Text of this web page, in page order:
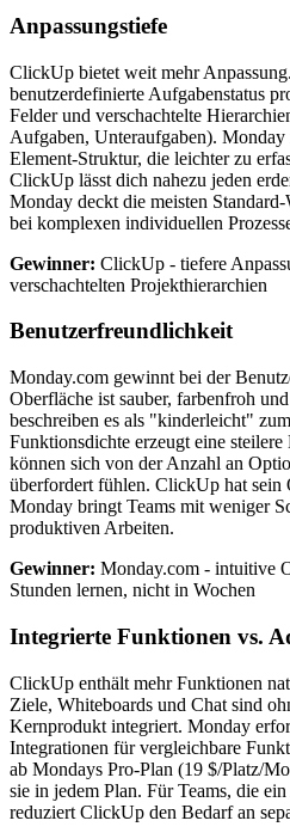
Anpassungstiefe
ClickUp bietet weit mehr
benutzerdefinierte Aufgabenstatus
Felder und verschachtelte
Aufgaben, Unteraufgaben).
Element-Struktur, die leichter zu
ClickUp lässt dich nahezu jeden
Monday deckt die meisten
bei komplexen individuellen
Gewinner: ClickUp - tiefere
verschachtelten Projekthierarchien
Benutzerfreundlichkeit
Monday.com gewinnt bei der
Oberfläche ist sauber, farbenfroh
beschreiben es als "kinderleicht"
Funktionsdichte erzeugt eine
können sich von der Anzahl an
überfordert fühlen. ClickUp hat sein
Monday bringt Teams mit weniger
produktiven Arbeiten.
Gewinner: Monday.com - intuitive
Stunden lernen, nicht in Wochen
Integrierte Funktionen vs.
ClickUp enthält mehr Funktionen
Ziele, Whiteboards und Chat sind
Kernprodukt integriert. Monday
Integrationen für vergleichbare
ab Mondays Pro-Plan (19 $/Platz/
sie in jedem Plan. Für Teams, die
reduziert ClickUp den Bedarf an